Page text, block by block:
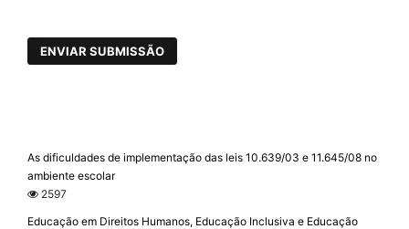
ENVIAR SUBMISSÃO
As dificuldades de implementação das leis 10.639/03 e 11.645/08 no
ambiente escolar
2597
Educação em Direitos Humanos, Educação Inclusiva e Educação